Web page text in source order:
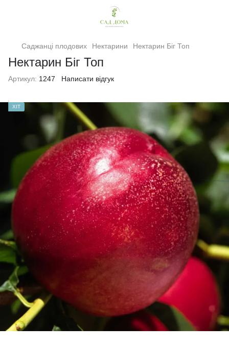
Саджанці плодових Нектарини Нектарин Біг Топ
Нектарин Біг Топ
Артикул: 1247 Написати відгук
ХІТ